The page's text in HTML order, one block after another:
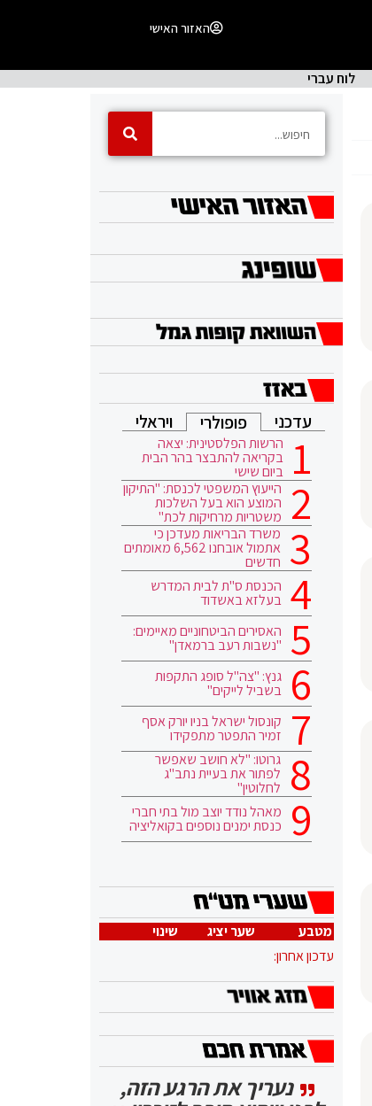
האזור האישי
לוח עברי
עדכני פופולרי ויראלי
הרשות הפלסטינית: יצאה
בקריאה להתבצר בהר הבית
ביום שישי
הייעוץ המשפטי לכנסת: "התיקון
המוצע הוא בעל השלכות
משטריות מרחיקות לכת"
משרד הבריאות מעדכן כי
אתמול אובחנו 6,562 מאומתים
חדשים
הכנסת ס"ת לבית המדרש
בעלזא באשדוד
האסירים הביטחוניים מאיימים:
"נשבות רעב ברמאדן"
גנץ: "צה"ל סופג התקפות
בשביל לייקים"
קונסול ישראל בניו יורק אסף
זמיר התפטר מתפקידו
גרוטו: "לא חושב שאפשר
לפתור את בעיית נתב"ג
לחלוטין"
מאהל נודד יוצב מול בתי חברי
כנסת ימנים נוספים בקואליציה
מטבע שער יציג
שינוי
עדכון אחרון:
נעריך את הרגע הזה,